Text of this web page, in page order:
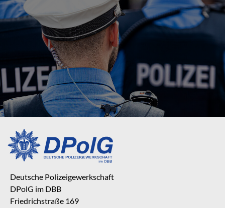
Deutsche Polizeigewerkschaft
DPolG im DBB
Friedrichstraße 169